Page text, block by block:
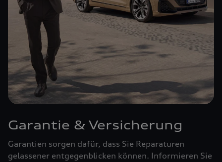
Garantie & Versicherung
Garantien sorgen dafür, dass Sie Reparaturen
gelassener entgegenblicken können. Informieren Sie